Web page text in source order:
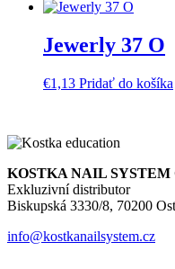
Jewerly 37 O
€1,13 Pridať do košíka
KOSTKA NAIL
Exkluzivní distributor
Biskupská 3330/8, 70200
info@kostkanailsystem.cz